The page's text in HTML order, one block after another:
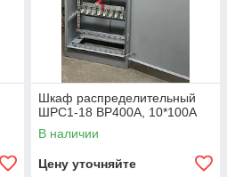
Шкаф распределительный
ШРС1-18 ВР400А, 10*100А
В наличии
Цену уточняйте